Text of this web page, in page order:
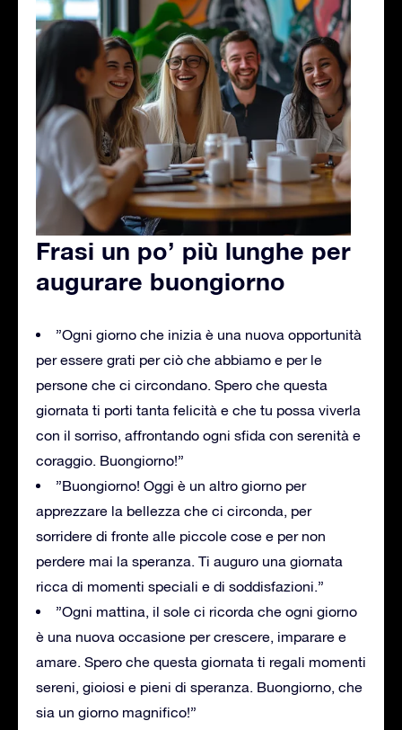
Frasi un po’ più lunghe per
augurare buongiorno
”Ogni giorno che inizia è una nuova opportunità
per essere grati per ciò che abbiamo e per le
persone che ci circondano. Spero che questa
giornata ti porti tanta felicità e che tu possa viverla
con il sorriso, affrontando ogni sfida con serenità e
coraggio. Buongiorno!”
”Buongiorno! Oggi è un altro giorno per
apprezzare la bellezza che ci circonda, per
sorridere di fronte alle piccole cose e per non
perdere mai la speranza. Ti auguro una giornata
ricca di momenti speciali e di soddisfazioni.”
”Ogni mattina, il sole ci ricorda che ogni giorno
è una nuova occasione per crescere, imparare e
amare. Spero che questa giornata ti regali momenti
sereni, gioiosi e pieni di speranza. Buongiorno, che
sia un giorno magnifico!”